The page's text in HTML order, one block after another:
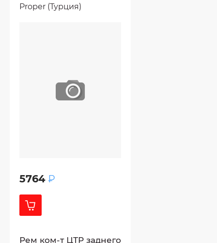
Proper (Турция)
5764 ₽
Рем ком-т ЦТР заднего